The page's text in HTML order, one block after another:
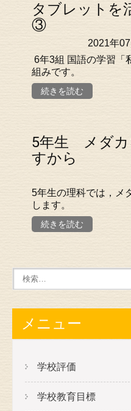
タブレットを
③
2021年
6年3組 国語の学習「
組みです。
続きを読む
5年生 メダカ
すから
5年生の理科では，メ
します。
続きを読む
メニュー
学校評価
学校教育目標